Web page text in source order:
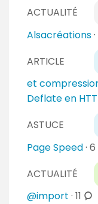
m
m
n
a
i
r
s
ACTUALITÉ
Alsacréations·
ARTICLE
et
Deflate en
ASTUCE
Page Speed· 6
ACTUALITÉ
@import · 11 c